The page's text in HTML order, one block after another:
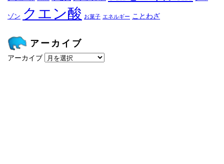
ゾン クエン酸 お菓子 エネルギー ことわざ
アーカイブ
アーカイブ